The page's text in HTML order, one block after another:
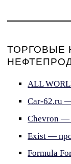
ТОРГОВЫЕ
ALL
Car-62.ru
Chevron —
Exist —
Formula